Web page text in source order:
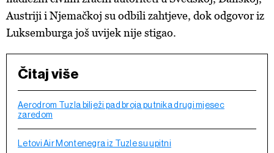
Austriji i Njemačkoj su odbili zahtjeve, dok odgovor iz
Luksemburga još uvijek nije stigao.
Čitaj više
Aerodrom Tuzla bilježi pad broja putnika drugi mjesec
zaredom
Letovi Air Montenegra iz Tuzle su upitni